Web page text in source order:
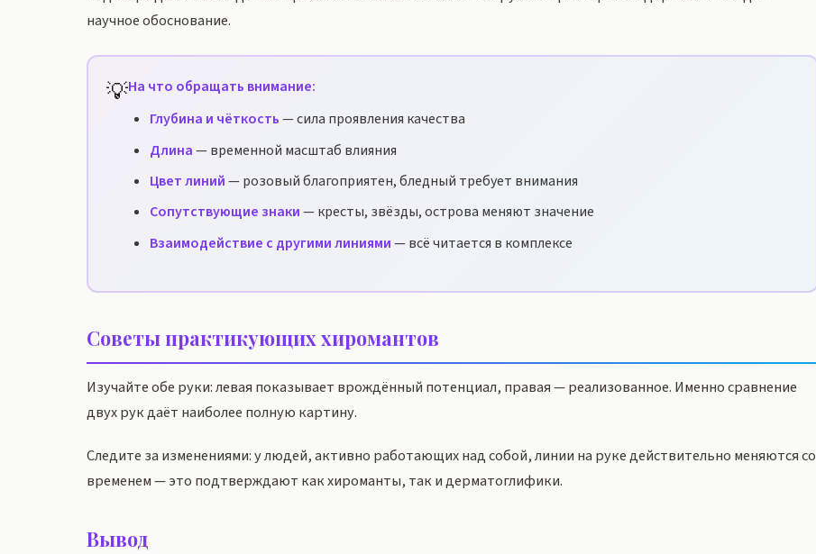
научное обоснование.
💡На что обращать внимание:
Глубина и чёткость— сила проявления качества
Длина— временной масштаб влияния
Цвет линий— розовый благоприятен, бледный требует внимания
Сопутствующие знаки— кресты, звёзды, острова меняют значение
Взаимодействие с другими линиями— всё читается в комплексе
Советы практикующих хиромантов
Изучайте обе руки: левая показывает врождённый потенциал, правая — реализованное. Именно сравнение
двух рук даёт наиболее полную картину.
Следите за изменениями: у людей, активно работающих над собой, линии на руке действительно меняются со
временем — это подтверждают как хироманты, так и дерматоглифики.
Вывод